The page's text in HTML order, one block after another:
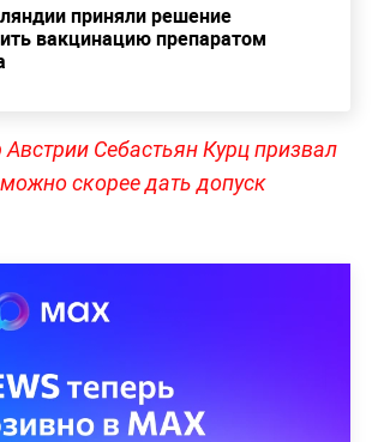
приняли решение
вакцинацию препаратом
Австрии Себастьян Курц призвал
скорее дать допуск